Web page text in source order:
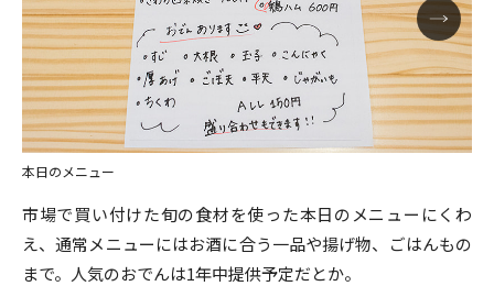
本日のメニュー
市場で買い付けた旬の食材を使った本日のメニューにくわ
え、通常メニューにはお酒に合う一品や揚げ物、ごはんもの
まで。人気のおでんは1年中提供予定だとか。